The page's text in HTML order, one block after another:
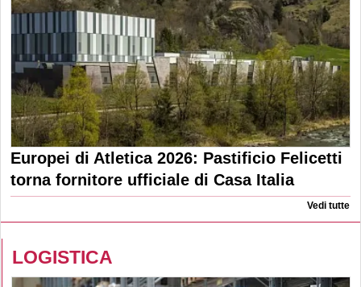
Europei di Atletica 2026: Pastificio Felicetti
torna fornitore ufficiale di Casa Italia
Vedi tutte
LOGISTICA